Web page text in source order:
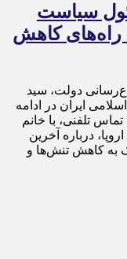
سیاست
راه‌های کاهش
دولت، سید
ایران در ادامه
تلفنی، با خانم
درباره آخرین
به کاهش تنش‌ها و